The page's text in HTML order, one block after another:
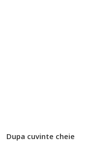
Dupa cuvinte cheie